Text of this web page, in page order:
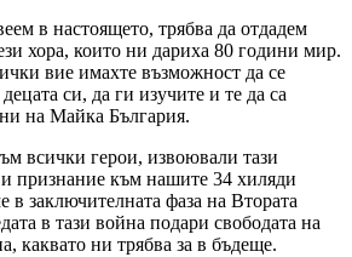
в настоящето, трябва да отдадем
хора, които ни дариха 80 години мир.
вие имахте възможност да се
си, да ги изучите и те да са
на Майка България.
всички герои, извоювали тази
признание към нашите 34 хиляди
в заключителната фаза на Втората
в тази война подари свободата на
каквато ни трябва за в бъдеще.